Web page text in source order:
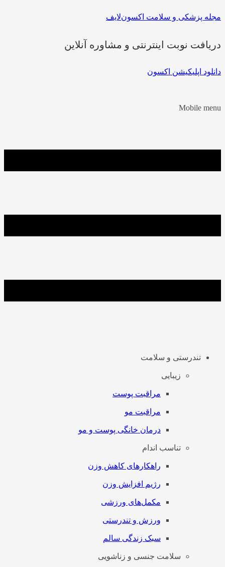
مجله پزشکی و سلامت اکسون‌لایف
دریافت نوبت اینترنتی و مشاوره آنلاین
دانلود اپلیکیشن اکسون
Mobile menu
تندرستی و سلامت
زیبایی
مراقبت پوست
مراقبت مو
درمان خانگی پوست و مو
تناسب اندام
راهکارهای کاهش وزن
رژیم افزایش وزن
مکمل‌های ورزشی
ورزش و تندرستی
سبک زندگی سالم
سلامت جنسی و زناشویی